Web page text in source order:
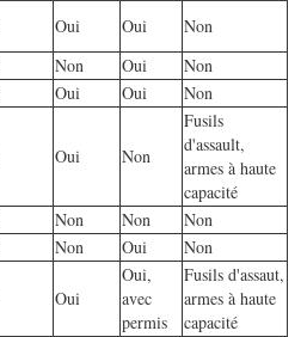
Oui Oui
Non
Non Oui
Non
Oui Oui Non
Oui Non
Fusils
d'assault,
armes à haute
capacité
Non Non
Non
Non Oui Non
Oui
Oui,
avec
permis
Fusils d'assaut,
armes à haute
capacité